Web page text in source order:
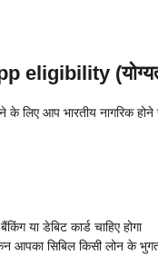
eligibility
आप भारतीय नागरिक होने
या डेबिट कार्ड चाहिए होगा
आपका सिबिल किसी लोन के